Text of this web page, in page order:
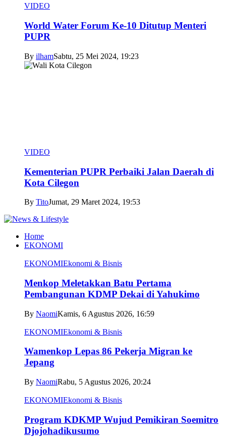
VIDEO
World Water Forum Ke-10 Ditutup Menteri
PUPR
By ilhamSabtu, 25 Mei 2024, 19:23
VIDEO
Kementerian PUPR Perbaiki Jalan Daerah di
Kota Cilegon
By TitoJumat, 29 Maret 2024, 19:53
Home
EKONOMI
EKONOMIEkonomi & Bisnis
Menkop Meletakkan Batu Pertama
Pembangunan KDMP Dekai di Yahukimo
By NaomiKamis, 6 Agustus 2026, 16:59
EKONOMIEkonomi & Bisnis
Wamenkop Lepas 86 Pekerja Migran ke
Jepang
By NaomiRabu, 5 Agustus 2026, 20:24
EKONOMIEkonomi & Bisnis
Program KDKMP Wujud Pemikiran Soemitro
Djojohadikusumo